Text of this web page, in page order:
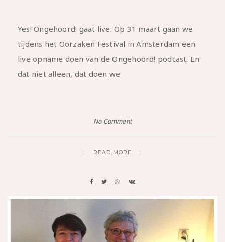
Yes! Ongehoord! gaat live. Op 31 maart gaan we
tijdens het Oorzaken Festival in Amsterdam een
live opname doen van de Ongehoord! podcast. En
dat niet alleen, dat doen we
No Comment
READ MORE